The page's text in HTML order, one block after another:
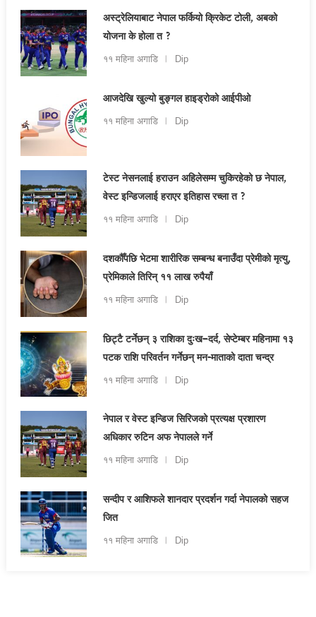
अस्ट्रेलियाबाट नेपाल फर्कियो क्रिकेट टोली, अबको
योजना के होला त ?
११ महिना अगाडि Dip
आजदेखि खुल्यो बुङ्गल हाइड्रोको आईपीओ
११ महिना अगाडि Dip
टेस्ट नेसनलाई हराउन अहिलेसम्म चुकिरहेको छ नेपाल,
वेस्ट इन्डिजलाई हराएर इतिहास रच्ला त ?
११ महिना अगाडि Dip
दशकौँपछि भेटमा शारीरिक सम्बन्ध बनाउँदा प्रेमीको मृत्यु,
प्रेमिकाले तिरिन् ११ लाख रुपैयाँ
११ महिना अगाडि Dip
छिट्टै टर्नेछन् ३ राशिका दुःख–दर्द, सेप्टेम्बर महिनामा १३
पटक राशि परिवर्तन गर्नेछन् मन-माताको दाता चन्द्र
११ महिना अगाडि Dip
नेपाल र वेस्ट इन्डिज सिरिजको प्रत्यक्ष प्रशारण
अधिकार रुटिन अफ नेपालले गर्ने
११ महिना अगाडि Dip
सन्दीप र आशिफले शानदार प्रदर्शन गर्दा नेपालको सहज
जित
११ महिना अगाडि Dip